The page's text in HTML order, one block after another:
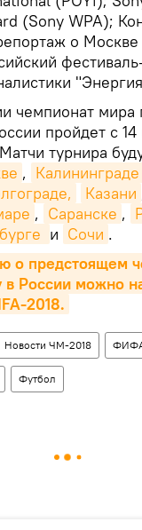
(Sony WPA);
о
чемпионат мира
пройдет с
турнира
, Калининграде
Казани
, Саранске ,
и Сочи .
о предстоящем
в России можно
2018.
Новости ЧМ-2018
Футбол